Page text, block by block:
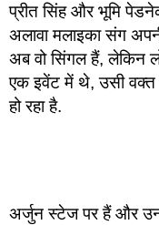
प्रीत सिंह और भूमि
अलावा मलाइका संग
अब वो सिंगल हैं, लेकिन
एक इवेंट में थे, उसी वक्त
हो रहा है.
अर्जुन स्टेज पर हैं और